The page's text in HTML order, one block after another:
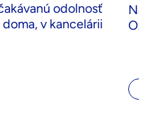
odolnosť
v kancelárii